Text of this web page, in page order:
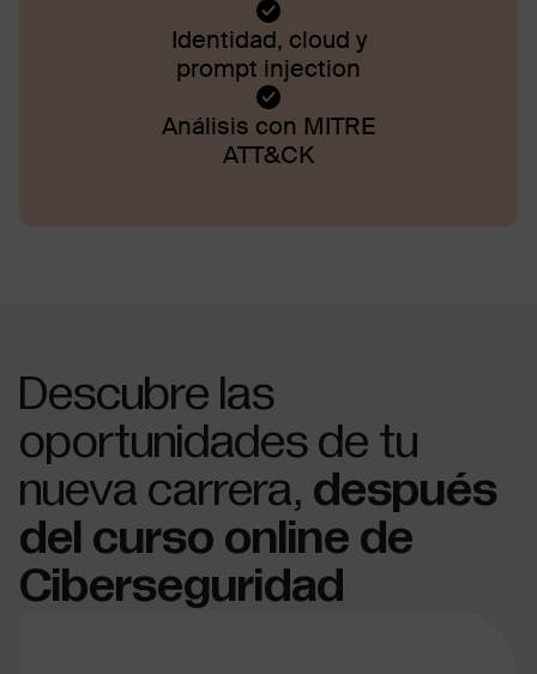
Identidad, cloud y
prompt injection
Análisis con MITRE
ATT&CK
Descubre las
oportunidades de tu
nueva carrera, después
del curso online de
Ciberseguridad